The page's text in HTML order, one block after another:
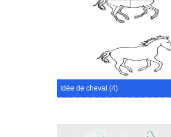
Idée de cheval (4)